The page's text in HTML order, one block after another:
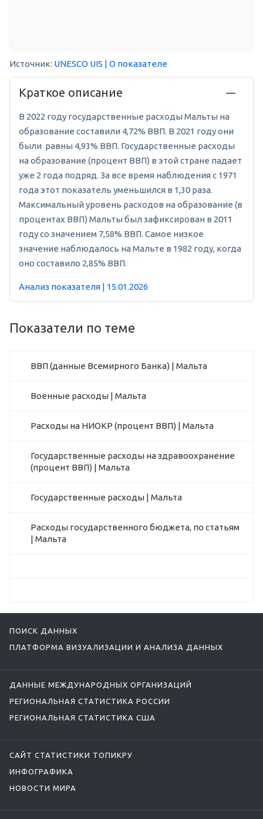
Источник: UNESCO UIS | О показателе
Краткое описание
В 2022 году государственные расходы Мальты на
образование составили 4,72% ВВП. В 2021 году они
были равны 4,93% ВВП. Государственные расходы
на образование (процент ВВП) в этой стране падает
уже 2 года подряд. За все время наблюдения с 1971
года этот показатель уменьшился в 1,30 раза.
Максимальный уровень расходов на образование (в
процентах ВВП) Мальты был зафиксирован в 2011
году со значением 7,58% ВВП. Самое низкое
значение наблюдалось на Мальте в 1982 году, когда
оно составило 2,85% ВВП.
Анализ показателя | 15.01.2026
Показатели по теме
ВВП (данные Всемирного Банка) | Мальта
Военные расходы | Мальта
Расходы на НИОКР (процент ВВП) | Мальта
Государственные расходы на здравоохранение
(процент ВВП) | Мальта
Государственные расходы | Мальта
Расходы государственного бюджета, по статьям
| Мальта
ПОИСК ДАННЫХ
ПЛАТФОРМА ВИЗУАЛИЗАЦИИ И АНАЛИЗА ДАННЫХ
ДАННЫЕ МЕЖДУНАРОДНЫХ ОРГАНИЗАЦИЙ
РЕГИОНАЛЬНАЯ СТАТИСТИКА РОССИИ
РЕГИОНАЛЬНАЯ СТАТИСТИКА США
САЙТ СТАТИСТИКИ ТОПИКРУ
ИНФОГРАФИКА
НОВОСТИ МИРА